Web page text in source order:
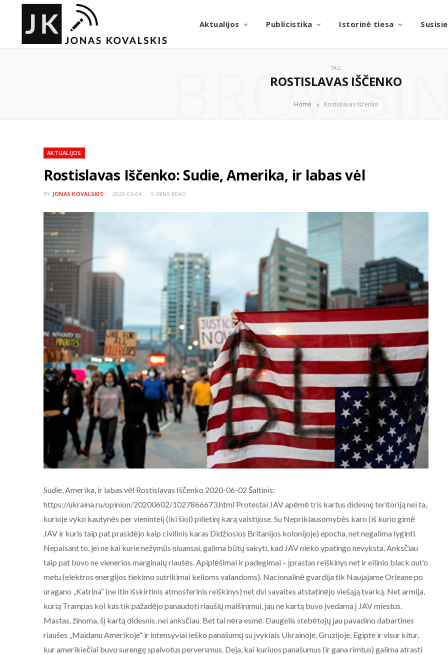
Aktualijos Publicistika Istorinė tiesa
TAG
ROSTISLAVAS IŠČENKO
Home » Rostislavas Iščenko
AKTUALIJOS
Rostislavas Iščenko: Sudie, Amerika, ir labas vėl
BY JONAS KOVALSKIS 2020-06-04 9 MINS READ
Sudie, Amerika, ir labas vėl Rostislavas Iščenko 2020-06-02 Šaltinis:
https://ukraina.ru/opinion/20200602/1027866673.html Protestai JAV apėmė tris kartus didesnę teritoriją nei ta,
kurioje vyko kautynės per vienintelį (iki šiol) pilietinį karą valstijose. Su Nepriklausomybės karo (iš kurio gimė
JAV ir kuris taip pat prasidėjo kaip civilinis karas Didžiosios Britanijos kolonijoje) epocha, net negalima lyginti.
Nepaisant to, jei ne kai kurie nežymūs niuansai, galima būtų sakyti, kad JAV nieko ypatingo nevyksta. Anksčiau
taip pat buvo ne vienerios marginalų riaušės. Apiplėšimai ir padegimai – įprastas reiškinys net ir eilinio black out’o
metu (elektros energijos tiekimo sutrikimai kelioms valandoms). Nacionalinė gvardija tik Naujajame Orleane po
uragano „Katrina“ (ne itin išskirtinis atmosferinis reiškinys) net dvi savaites atstatinėjo viešąją tvarką. Net armija,
kurią Trampas kol kas tik pažadėjo panaudoti riaušių malšinimui, jau ne kartą buvo įvedama į JAV miestus.
Mastas, žinoma, šį kartą didesnis, nei anksčiau. Bet tai nėra esmė. Daugelis stebėtojų jau pavadino dabartines
riaušes „Maidanu Amerikoje“ ir intensyviai ieško panašumų su įvykiais Ukrainoje, Gruzijoje, Egipte ir visur kitur,
kur amerikiečiai buvo surengę spalvotus perversmus. Deja, kai kuriuos panašumus (ir gana rimtus) galima atrasti
AKTUALIJOS
NE BALTARUSIJOS
MAIDANIZAVIMUI! 2020-08-19
Baltarusijos palaikymo
akcija prie Baltarusijos
ambasados Vilniuje.
2020-08-19